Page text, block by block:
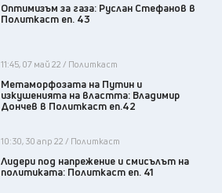
Оптимизъм за газа: Руслан Стефанов в
Политкаст еп. 43
11:45, 07 май 22 / Политкаст
Метаморфозата на Путин и
изкушенията на властта: Владимир
Дончев в Политкаст еп.42
10:30, 30 апр 22 / Политкаст
Лидери под напрежение и смисълът на
политиката: Политкаст еп. 41